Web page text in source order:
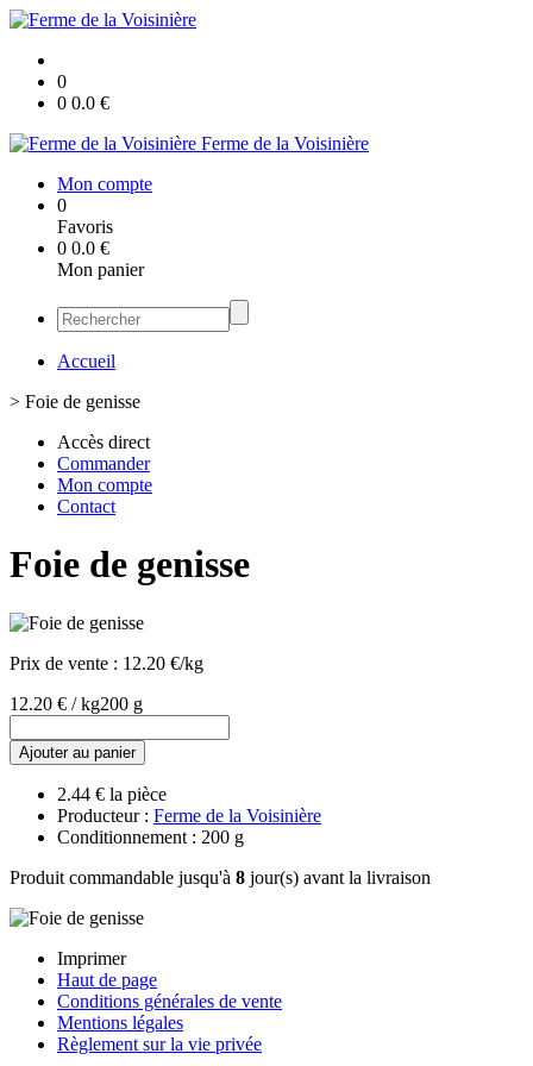
0
0 0.0 €
Ferme de la Voisinière
Mon compte
0
Favoris
0 0.0 €
Mon panier
Accueil
> Foie de genisse
Accès direct
Commander
Mon compte
Contact
Foie de genisse
Prix de vente : 12.20 €/kg
12.20 € / kg200 g
Ajouter au panier
2.44 € la pièce
Producteur : Ferme de la Voisinière
Conditionnement : 200 g
Produit commandable jusqu'à 8 jour(s) avant la livraison
Imprimer
Haut de page
Conditions générales de vente
Mentions légales
Règlement sur la vie privée